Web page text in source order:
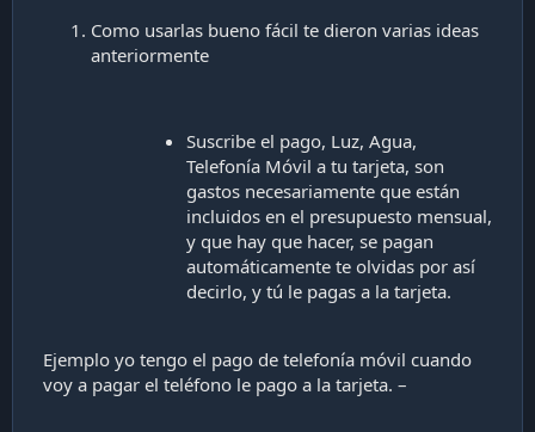
Como usarlas bueno fácil te dieron varias ideas
anteriormente
Suscribe el pago, Luz, Agua,
Telefonía Móvil a tu tarjeta, son
gastos necesariamente que están
incluidos en el presupuesto mensual,
y que hay que hacer, se pagan
automáticamente te olvidas por así
decirlo, y tú le pagas a la tarjeta.
Ejemplo yo tengo el pago de telefonía móvil cuando
voy a pagar el teléfono le pago a la tarjeta. –